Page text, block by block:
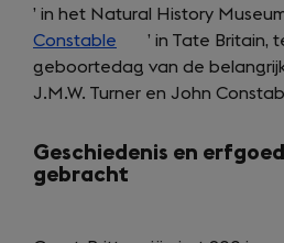
’ in het Natural History
Constable (opens
in
a
tab)
’ in Tate Britain,
geboortedag van de
J.M.W. Turner en John
Geschiedenis en
gebracht